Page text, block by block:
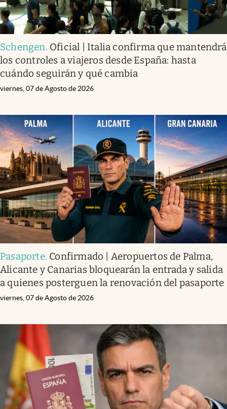
Schengen. Oficial | Italia confirma que mantendrá
los controles a viajeros desde España: hasta
cuándo seguirán y qué cambia
viernes, 07 de Agosto de 2026
Pasaporte. Confirmado | Aeropuertos de Palma,
Alicante y Canarias bloquearán la entrada y salida
a quienes posterguen la renovación del pasaporte
viernes, 07 de Agosto de 2026